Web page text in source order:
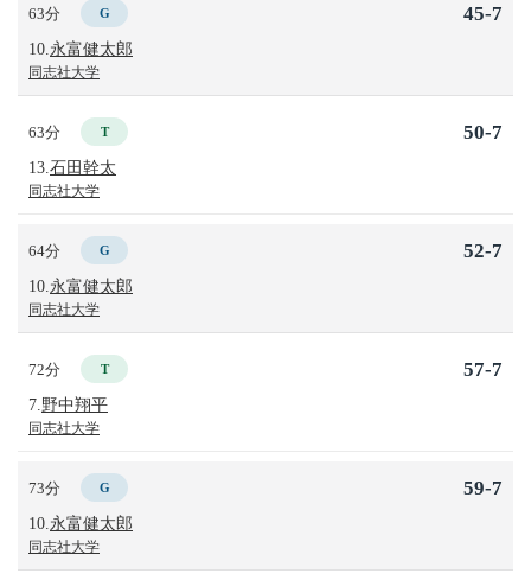
63分 G
10. 永富健太郎
同志社大学
45-7
63分 T
13. 石田幹太
同志社大学
50-7
64分 G
10. 永富健太郎
同志社大学
52-7
72分 T
7. 野中翔平
同志社大学
57-7
73分 G
10. 永富健太郎
同志社大学
59-7